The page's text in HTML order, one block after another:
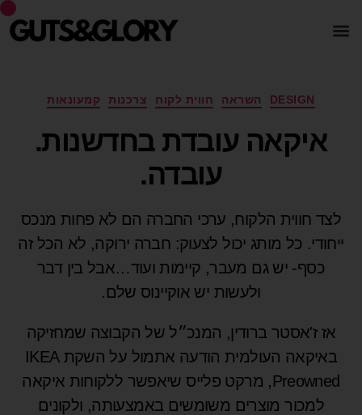
DESIGN השראה חווית לקוח צרכנות קמעונאות
איקאה עובדת בחדשנות.
עובדה.
לצד חווית הלקוח, ערכי החברה הם לא פחות מנכס
ייחודי. כל מותג יכול לצעוק: חברה ירוקה, לא הכל זה
כסף- יש גם מעבר, קיימות ועוד…אבל בין דבר
ולעשות יש אוקיינוס שלם.
אז ז'אסטר ברודין, המנכ״ל של הקבוצה שמחזיקה
באיקאה העולמית הודעה אתמול על השקת IKEA
Preowned, מרקט פלייס שיאפשר ללקוחות איקאה
למכור מוצרים משומשים באמצעותה, ולקונים